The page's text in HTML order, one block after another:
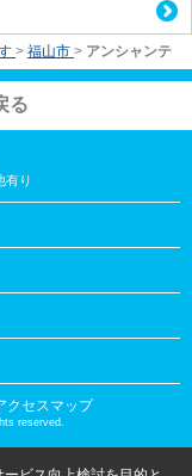
> 福山市 > アンシャンテ
る
有り
クセスマップ
reserved.